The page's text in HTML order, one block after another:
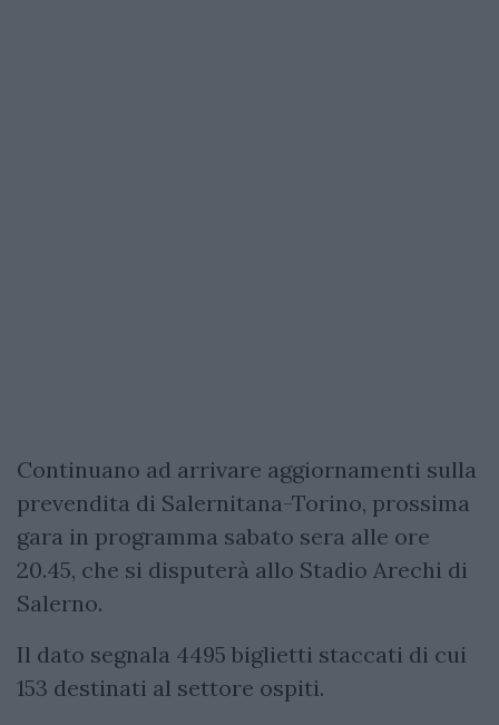
Continuano ad arrivare aggiornamenti sulla
prevendita di Salernitana-Torino, prossima
gara in programma sabato sera alle ore
20.45, che si disputerà allo Stadio Arechi di
Salerno.
Il dato segnala 4495 biglietti staccati di cui
153 destinati al settore ospiti.